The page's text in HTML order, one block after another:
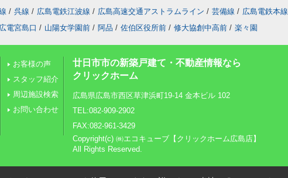
/ 呉線 / 広島電鉄江波線 / 広島高速交通アストラムライン / 芸備線 / 広島電鉄本線
広電宮島口 / 山陽女学園前 / 阿品 / 佐伯区役所前 / 修大協創中高前 / 楽々園
お客様の声
スタッフ紹介
周辺施設検索
お問い合わせ
廿日市市の新築戸建て・不動産情報なら
クリックホーム
広島県広島市西区草津浜町19-14 金本ビル 102
TEL:082-909-2902
FAX:082-961-3429
Copyright(c) ㈱エコキューブ【クリックホーム広島店】
All Rights Reserved.